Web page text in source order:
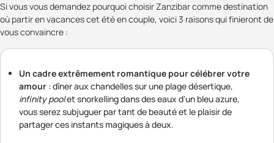
Si vous vous demandez pourquoi choisir Zanzibar comme destination
où partir en vacances cet été en couple, voici 3 raisons qui finieront de
vous convaincre :
Un cadre extrêmement romantique pour célébrer votre
amour : dîner aux chandelles sur une plage désertique,
infinity poolet snorkelling dans des eaux d'un bleu azure,
vous serez subjuguer par tant de beauté et le plaisir de
partager ces instants magiques à deux.